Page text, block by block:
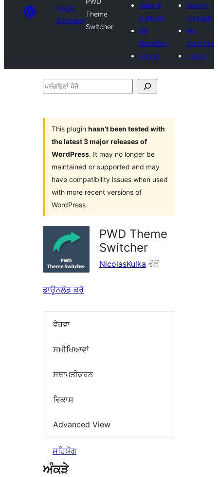
Plugin
Directory
Theme
Switcher
Submit
a plugin
My
favorites
Log in
Submit
a plugin
My
favorites
Log in
ਪਲੱਗਇਨਾਂ
This plugin hasn’t been tested with
the latest 3 major releases of
WordPress. It may no longer be
maintained or supported and may
have compatibility issues when used
with more recent versions of
WordPress.
PWD Theme
Switcher
NicolasKulka ਵੱਲੋਂ
ਡਾਊਨਲੋਡ ਕਰੋ
ਵੇਰਵਾ
ਸਮੀਖਿਆਵਾਂ
ਸਥਾਪਤੀਕਰਨ
ਵਿਕਾਸ
Advanced View
ਸਹਿਯੋਗ
ਅੰਕੜੇ